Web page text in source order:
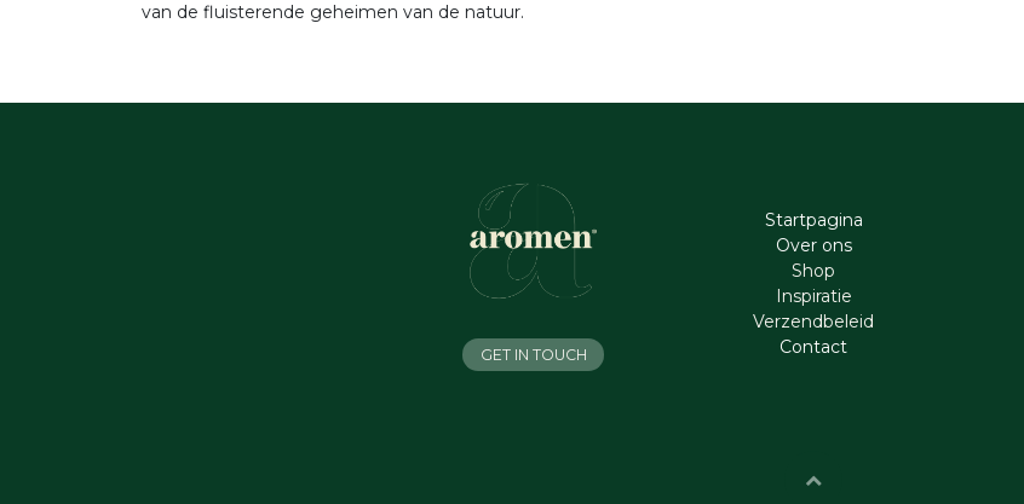
van de fluisterende geheimen van de natuur.
Startpagina
Ove​r​ ons
Shop
Inspiratie
Verzendbeleid
Cont​act
GET IN TOUCH